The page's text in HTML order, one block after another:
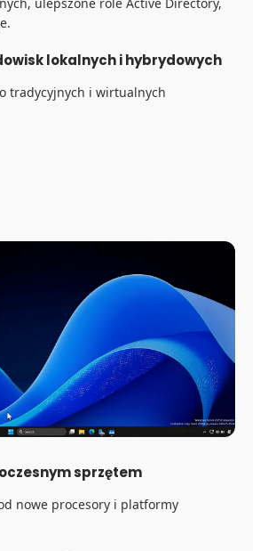
lokalnych i hybrydowych
tradycyjnych i wirtualnych
sprzętem
nowe procesory i platformy